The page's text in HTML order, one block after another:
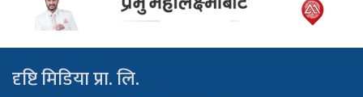
दृष्टि मिडिया प्रा. लि.